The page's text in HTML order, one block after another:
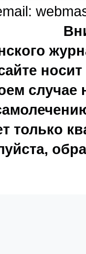
только